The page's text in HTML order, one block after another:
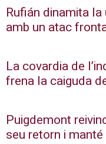
Rufián dinamita
amb un atac
La covardia de
frena la caiguda
Puigdemont
seu retorn i